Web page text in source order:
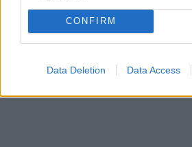
CONFIRM
Data Deletion Data Access